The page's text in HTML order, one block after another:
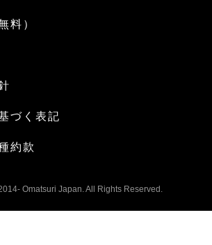
料）
づく表記
約款
Omatsuri Japan. All Rights Reserved.